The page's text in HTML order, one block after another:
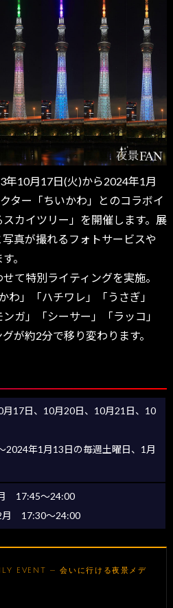
10月17日(火)から2024年1月
ター「ちいかわ」とのコラボイ
カイツリー」を開催します。展
真が撮れるフォトサービスや
。
て特別ライティングを実施。
わ」「ハチワレ」「うさぎ」
ガ」「シーサー」「ラッコ」
が約2分で移り変わります。
月17日、10月20日、10月21日、10
2024年1月13日の毎週土曜日、1月
17:45～24:00
月 17:30～24:00
EVENT — 会いに行ける夜景メデ